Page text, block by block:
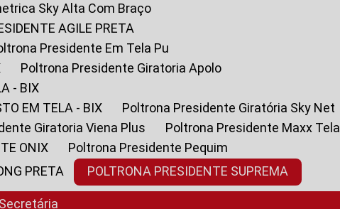
Sky Alta Com Braço
AGILE PRETA
Presidente Em Tela Pu
Poltrona Presidente Giratoria Apolo
- BIX
EM TELA - BIX
Poltrona Presidente Giratória Sky Net
Giratoria Viena Plus
Poltrona Presidente Maxx Tela
ONIX
Poltrona Presidente Pequim
PRETA POLTRONA PRESIDENTE SUPREMA
Secretária